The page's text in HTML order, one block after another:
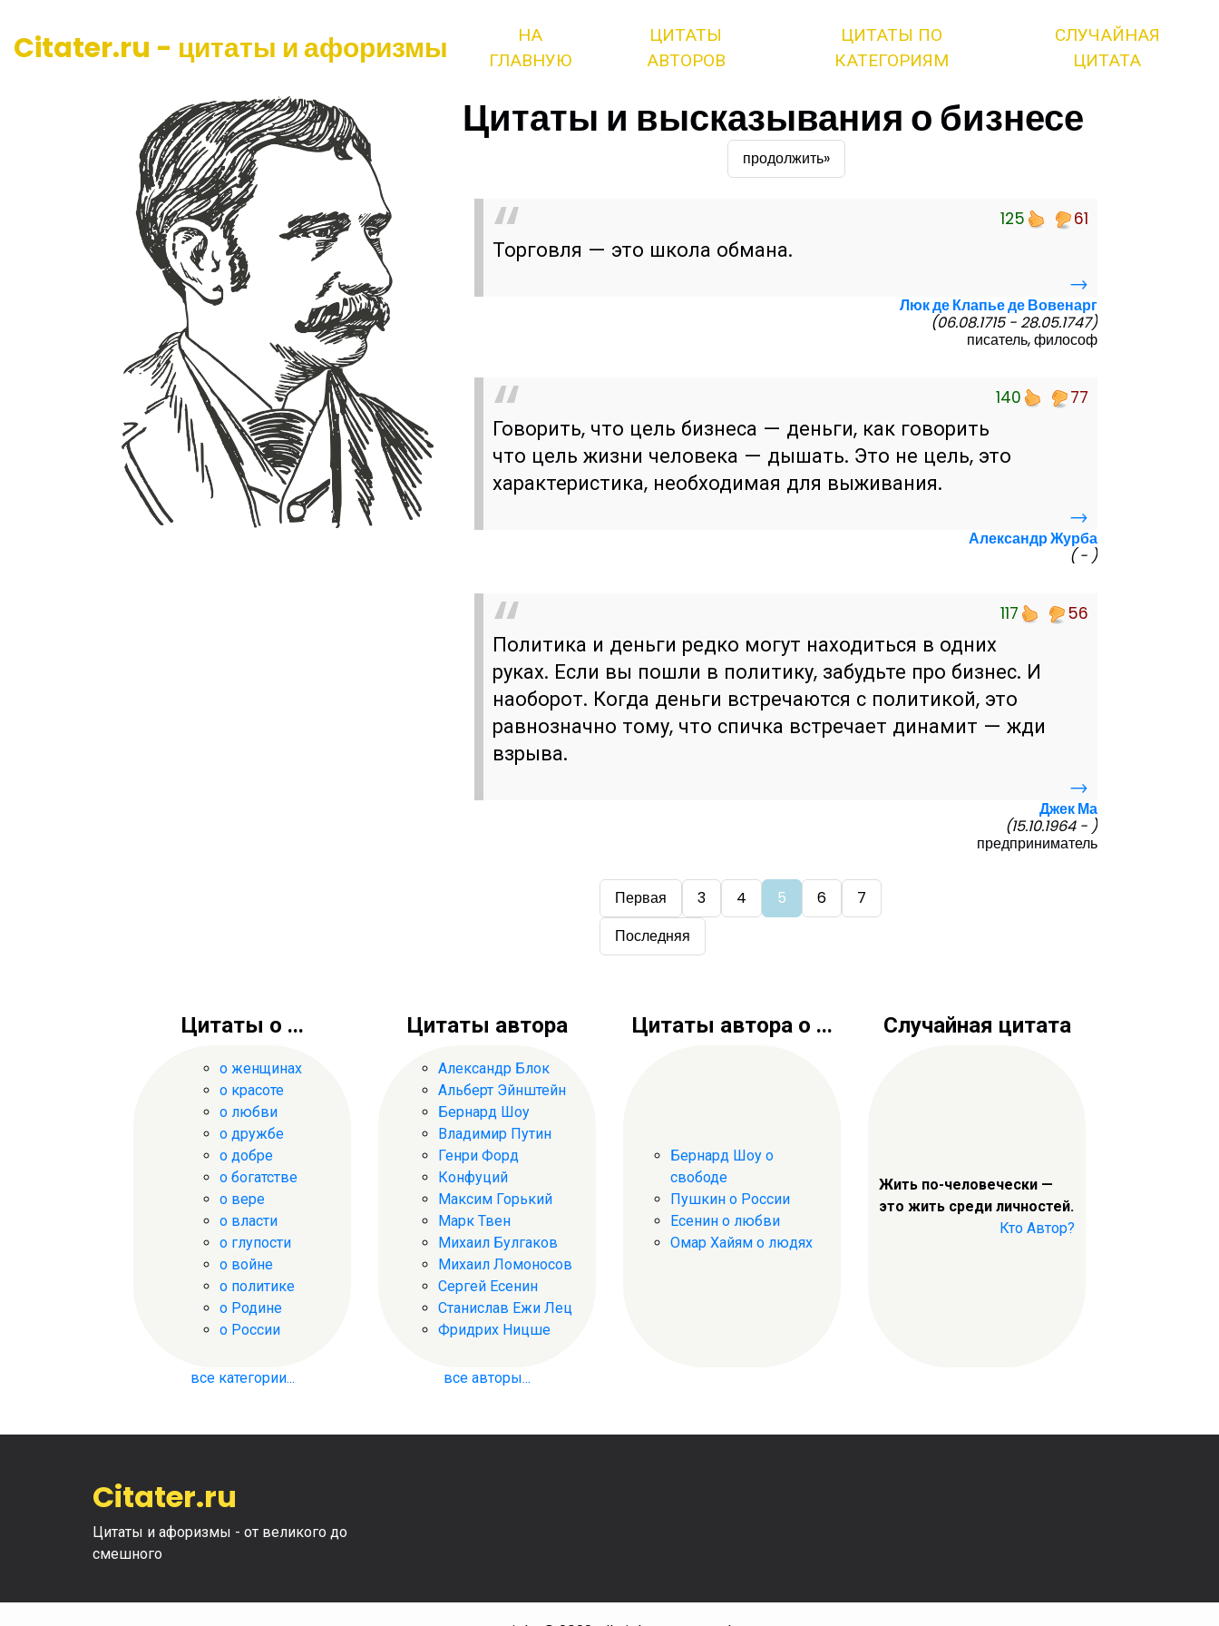
Citater.ru - цитаты и афоризмы
НА
ГЛАВНУЮ
ЦИТАТЫ
АВТОРОВ
ЦИТАТЫ ПО
КАТЕГОРИЯМ
СЛУЧАЙНАЯ
ЦИТАТА
Цитаты и высказывания о бизнесе
продолжить»
125 61
Торговля — это школа обмана.
→
Люк де Клапье де Вовенарг
(06.08.1715 - 28.05.1747)
писатель, философ
140 77
Говорить, что цель бизнеса — деньги, как говорить
что цель жизни человека — дышать. Это не цель, это
характеристика, необходимая для выживания.
→
Александр Журба
( - )
117 56
Политика и деньги редко могут находиться в одних
руках. Если вы пошли в политику, забудьте про бизнес. И
наоборот. Когда деньги встречаются с политикой, это
равнозначно тому, что спичка встречает динамит — жди
взрыва.
→
Джек Ма
(15.10.1964 - )
предприниматель
Первая 3 4 5 6
7
Последняя
Цитаты о ...
о женщинах
о красоте
о любви
о дружбе
о добре
о богатстве
о вере
о власти
о глупости
о войне
о политике
о Родине
о России
все категории...
Цитаты автора
Александр Блок
Альберт Эйнштейн
Бернард Шоу
Владимир Путин
Генри Форд
Конфуций
Максим Горький
Марк Твен
Михаил Булгаков
Михаил Ломоносов
Сергей Есенин
Станислав Ежи Лец
Фридрих Ницше
все авторы...
Цитаты автора о ...
Бернард Шоу о
свободе
Пушкин о России
Есенин о любви
Омар Хайям о людях
Случайная цитата
Жить по-человечески —
это жить среди личностей.
Кто Автор?
Citater.ru
Цитаты и афоризмы - от великого до
смешного